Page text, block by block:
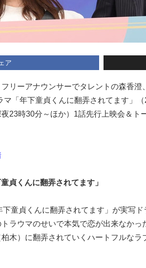
ア
フリーアナウンサーでタレントの森香
マ「年下童貞くんに翻弄されてます」
23時30分～ほか）1話先行上映会＆
貞くんに翻弄されてます」
童貞くんに翻弄されてます」が実写
ラウマのせいで本気で恋が出来なか
木）に翻弄されていくハートフルな